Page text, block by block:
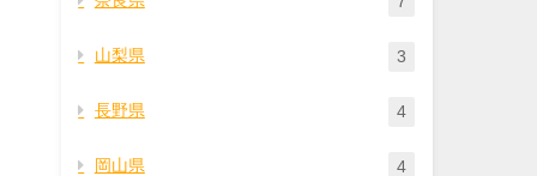
山梨県 3
長野県 4
岡山県 4